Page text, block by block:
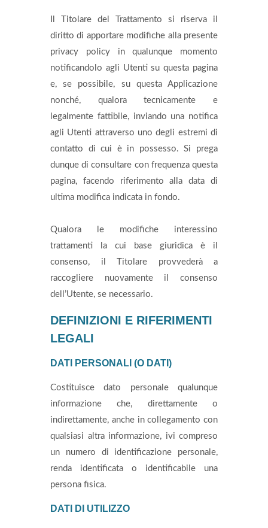
Il Titolare del Trattamento si riserva il
diritto di apportare modifiche alla presente
privacy policy in qualunque momento
notificandolo agli Utenti su questa pagina
e, se possibile, su questa Applicazione
nonché, qualora tecnicamente e
legalmente fattibile, inviando una notifica
agli Utenti attraverso uno degli estremi di
contatto di cui è in possesso. Si prega
dunque di consultare con frequenza questa
pagina, facendo riferimento alla data di
ultima modifica indicata in fondo.
Qualora le modifiche interessino
trattamenti la cui base giuridica è il
consenso, il Titolare provvederà a
raccogliere nuovamente il consenso
dell’Utente, se necessario.
DEFINIZIONI E RIFERIMENTI
LEGALI
DATI PERSONALI (O DATI)
Costituisce dato personale qualunque
informazione che, direttamente o
indirettamente, anche in collegamento con
qualsiasi altra informazione, ivi compreso
un numero di identificazione personale,
renda identificata o identificabile una
persona fisica.
DATI DI UTILIZZO